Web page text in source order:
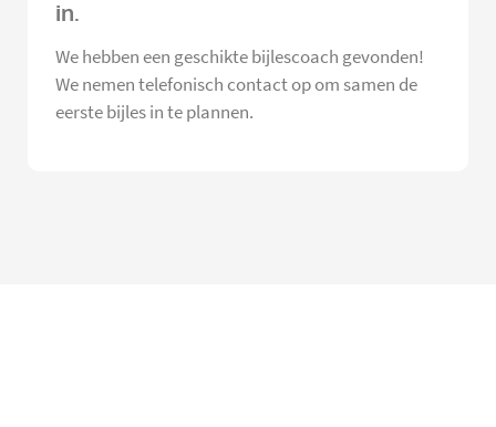
in.
We hebben een geschikte bijlescoach gevonden!
We nemen telefonisch contact op om samen de
eerste bijles in te plannen.